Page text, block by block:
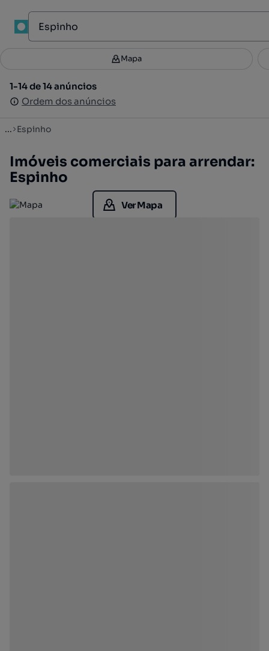
Filtros 3
1-14 de 14 anúncios
Ordem dos anúncios
Mapa
1-14 de 14 anúncios
Ordem dos anúncios
... Espinho
Imóveis comerciais para arrendar:
Espinho
Ver Mapa